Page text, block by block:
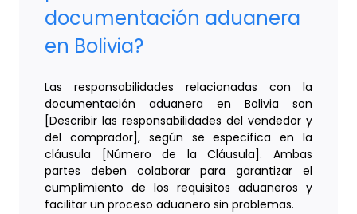
documentación aduanera
en Bolivia?
Las responsabilidades relacionadas con la
documentación aduanera en Bolivia son
[Describir las responsabilidades del vendedor y
del comprador], según se especifica en la
cláusula [Número de la Cláusula]. Ambas
partes deben colaborar para garantizar el
cumplimiento de los requisitos aduaneros y
facilitar un proceso aduanero sin problemas.